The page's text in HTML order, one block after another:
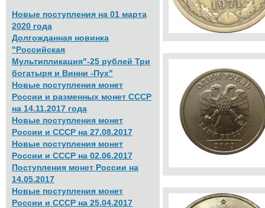
Новые поступления на 01 марта
2020 года
Долгожданная новинка
"Российская
Мультипликация"-25 рублей Три
богатыря и Винни -Пух"
Новые поступления монет
России и разменных монет СССР
на 14.11.2017 года
Новые поступления монет
России и СССР на 27.08.2017
Новые поступления монет
России и СССР на 02.06.2017
Поступления монет России на
14.05.2017
Новые поступления монет
России и СССР на 25.04.2017